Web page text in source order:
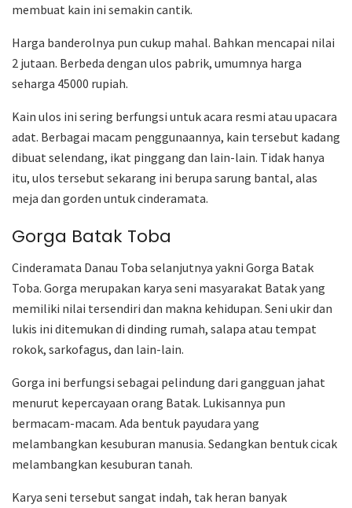
membuat kain ini semakin cantik.
Harga banderolnya pun cukup mahal. Bahkan mencapai nilai
2 jutaan. Berbeda dengan ulos pabrik, umumnya harga
seharga 45000 rupiah.
Kain ulos ini sering berfungsi untuk acara resmi atau upacara
adat. Berbagai macam penggunaannya, kain tersebut kadang
dibuat selendang, ikat pinggang dan lain-lain. Tidak hanya
itu, ulos tersebut sekarang ini berupa sarung bantal, alas
meja dan gorden untuk cinderamata.
Gorga Batak Toba
Cinderamata Danau Toba selanjutnya yakni Gorga Batak
Toba. Gorga merupakan karya seni masyarakat Batak yang
memiliki nilai tersendiri dan makna kehidupan. Seni ukir dan
lukis ini ditemukan di dinding rumah, salapa atau tempat
rokok, sarkofagus, dan lain-lain.
Gorga ini berfungsi sebagai pelindung dari gangguan jahat
menurut kepercayaan orang Batak. Lukisannya pun
bermacam-macam. Ada bentuk payudara yang
melambangkan kesuburan manusia. Sedangkan bentuk cicak
melambangkan kesuburan tanah.
Karya seni tersebut sangat indah, tak heran banyak